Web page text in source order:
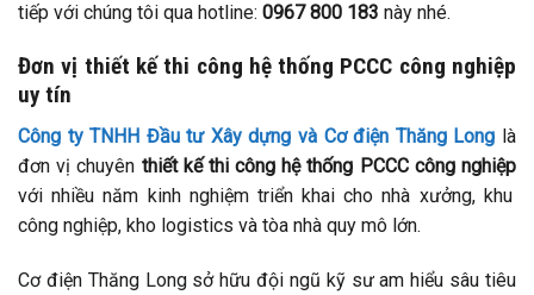
tiếp với chúng tôi qua hotline: 0967 800 183 này nhé.
Đơn vị thiết kế thi công hệ thống PCCC công nghiệp
uy tín
Công ty TNHH Đầu tư Xây dựng và Cơ điện Thăng Long là
đơn vị chuyên thiết kế thi công hệ thống PCCC công nghiệp
với nhiều năm kinh nghiệm triển khai cho nhà xưởng, khu
công nghiệp, kho logistics và tòa nhà quy mô lớn.
Cơ điện Thăng Long sở hữu đội ngũ kỹ sư am hiểu sâu tiêu